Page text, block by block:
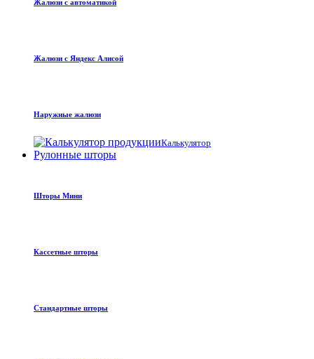
Жалюзи с автоматикой
Жалюзи с Яндекс Алисой
Наружные жалюзи
Калькулятор
Рулонные шторы
Шторы Мини
Кассетные шторы
Стандартные шторы